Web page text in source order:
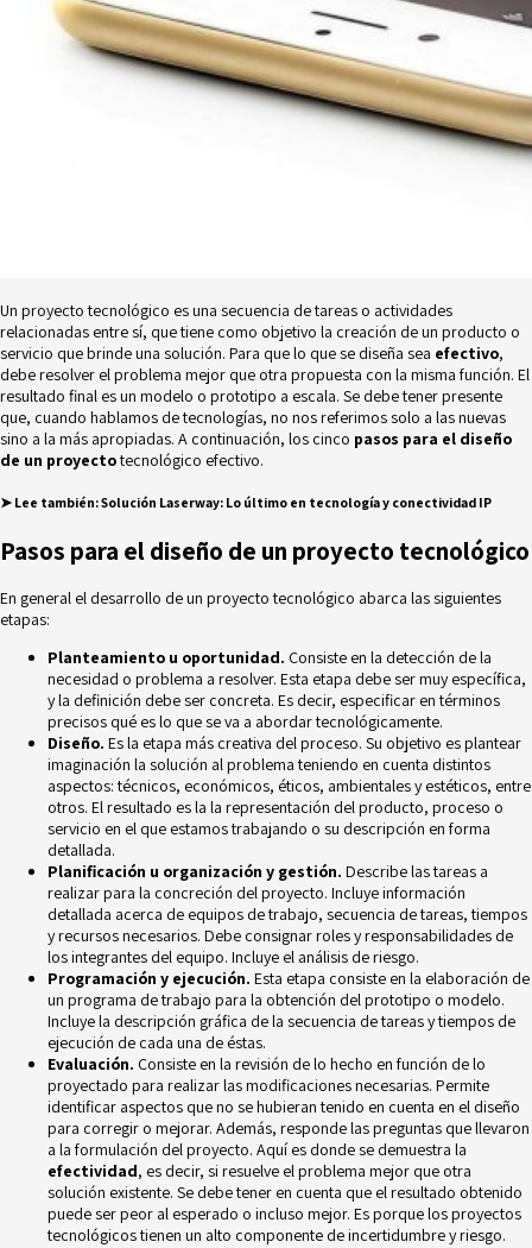
Un proyecto tecnológico es una secuencia de tareas o actividades
relacionadas entre sí, que tiene como objetivo la creación de un producto o
servicio que brinde una solución. Para que lo que se diseña sea efectivo,
debe resolver el problema mejor que otra propuesta con la misma función. El
resultado final es un modelo o prototipo a escala. Se debe tener presente
que, cuando hablamos de tecnologías, no nos referimos solo a las nuevas
sino a la más apropiadas. A continuación, los cinco pasos para el diseño
de un proyectotecnológico efectivo.
➤ Lee también:Solución Laserway: Lo último en tecnología y conectividad IP
Pasos para el diseño de un proyecto tecnológico
En general el desarrollo de un proyecto tecnológico abarca las siguientes
etapas:
Planteamiento u oportunidad. Consiste en la detección de la
necesidad o problema a resolver. Esta etapa debe ser muy específica,
y la definición debe ser concreta. Es decir, especificar en términos
precisos qué es lo que se va a abordar tecnológicamente.
Diseño. Es la etapa más creativa del proceso. Su objetivo es plantear
imaginación la solución al problema teniendo en cuenta distintos
aspectos: técnicos, económicos, éticos, ambientales y estéticos, entre
otros. El resultado es la la representación del producto, proceso o
servicio en el que estamos trabajando o su descripción en forma
detallada.
Planificación u organización y gestión. Describe las tareas a
realizar para la concreción del proyecto. Incluye información
detallada acerca de equipos de trabajo, secuencia de tareas, tiempos
y recursos necesarios. Debe consignar roles y responsabilidades de
los integrantes del equipo. Incluye el análisis de riesgo.
Programación y ejecución. Esta etapa consiste en la elaboración de
un programa de trabajo para la obtención del prototipo o modelo.
Incluye la descripción gráfica de la secuencia de tareas y tiempos de
ejecución de cada una de éstas.
Evaluación. Consiste en la revisión de lo hecho en función de lo
proyectado para realizar las modificaciones necesarias. Permite
identificar aspectos que no se hubieran tenido en cuenta en el diseño
para corregir o mejorar. Además, responde las preguntas que llevaron
a la formulación del proyecto. Aquí es donde se demuestra la
efectividad, es decir, si resuelve el problema mejor que otra
solución existente. Se debe tener en cuenta que el resultado obtenido
puede ser peor al esperado o incluso mejor. Es porque los proyectos
tecnológicos tienen un alto componente deincertidumbre y riesgo.